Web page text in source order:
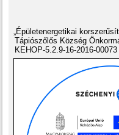
„Épületenergetikai
Tápiószőlős Község
KEHOP-5.2.9-16-2016-00073